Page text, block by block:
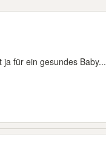
für ein gesundes Baby...